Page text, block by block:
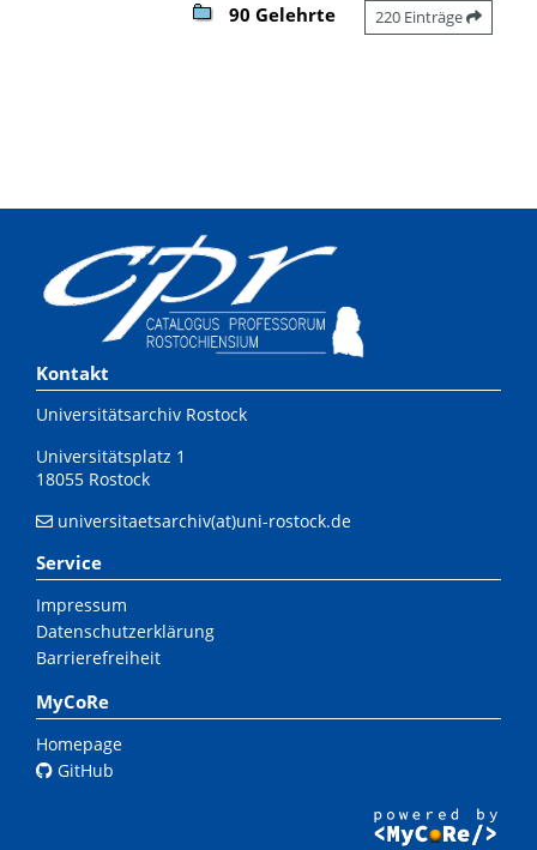
90 Gelehrte 220 Einträge
Kontakt
Universitätsarchiv Rostock
Universitätsplatz 1
18055 Rostock
universitaetsarchiv(at)uni-rostock.de
Service
Impressum
Datenschutzerklärung
Barrierefreiheit
MyCoRe
Homepage
GitHub